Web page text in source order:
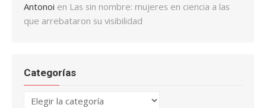
Antonoi en Las sin nombre: mujeres en ciencia a las
que arrebataron su visibilidad
Categorías
Categorías